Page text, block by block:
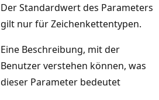
Der Standardwert des Parameters
gilt nur für Zeichenkettentypen.
Eine Beschreibung, mit der
Benutzer verstehen können, was
dieser Parameter bedeutet